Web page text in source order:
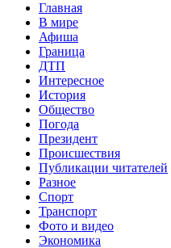
Главная
В мире
Афиша
Граница
ДТП
Интересное
История
Общество
Погода
Президент
Происшествия
Публикации читателей
Разное
Спорт
Транспорт
Фото и видео
Экономика